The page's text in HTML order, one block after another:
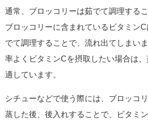
通常、ブロッコリーは茹でて調理する
ブロッコリーに含まれているビタミン
でて調理することで、流れ出てしまい
率よくビタミンCを摂取したい場合は
適しています。
シチューなどで使う際には、ブロッコ
蒸した後、後入れすることで、ビタミ